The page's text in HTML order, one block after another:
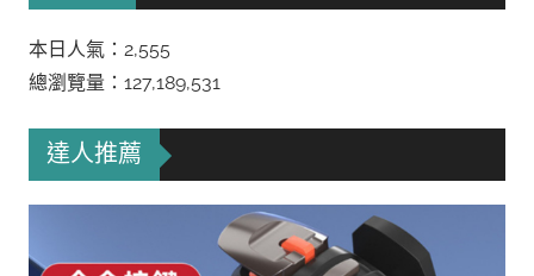
本日人氣：2,555
總瀏覽量：127,189,531
達人推薦